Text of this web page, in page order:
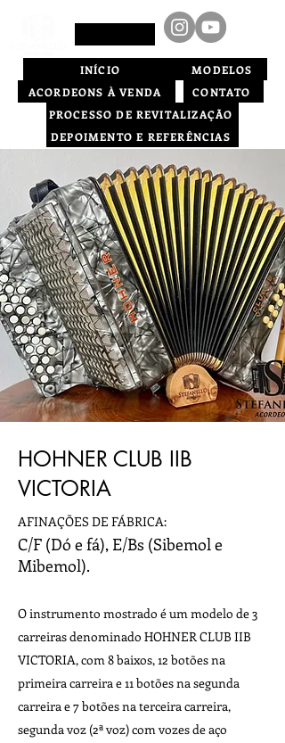
MODELOS
INÍCIO
ACORDEONS À VENDA
CONTATO
DEPOIMENTO E REFERÊNCIAS
PROCESSO DE REVITALIZAÇÃO
HOHNER CLUB IIB
VICTORIA
AFINAÇÕES DE FÁBRICA:
C/F (Dó e fá), E/Bs (Sibemol e
Mibemol).
O instrumento mostrado é um modelo de 3
carreiras denominado HOHNER CLUB IIB
VICTORIA, com 8 baixos, 12 botões na
primeira carreira e 11 botões na segunda
carreira e 7 botões na terceira carreira,
segunda voz (2ª voz) com vozes de aço